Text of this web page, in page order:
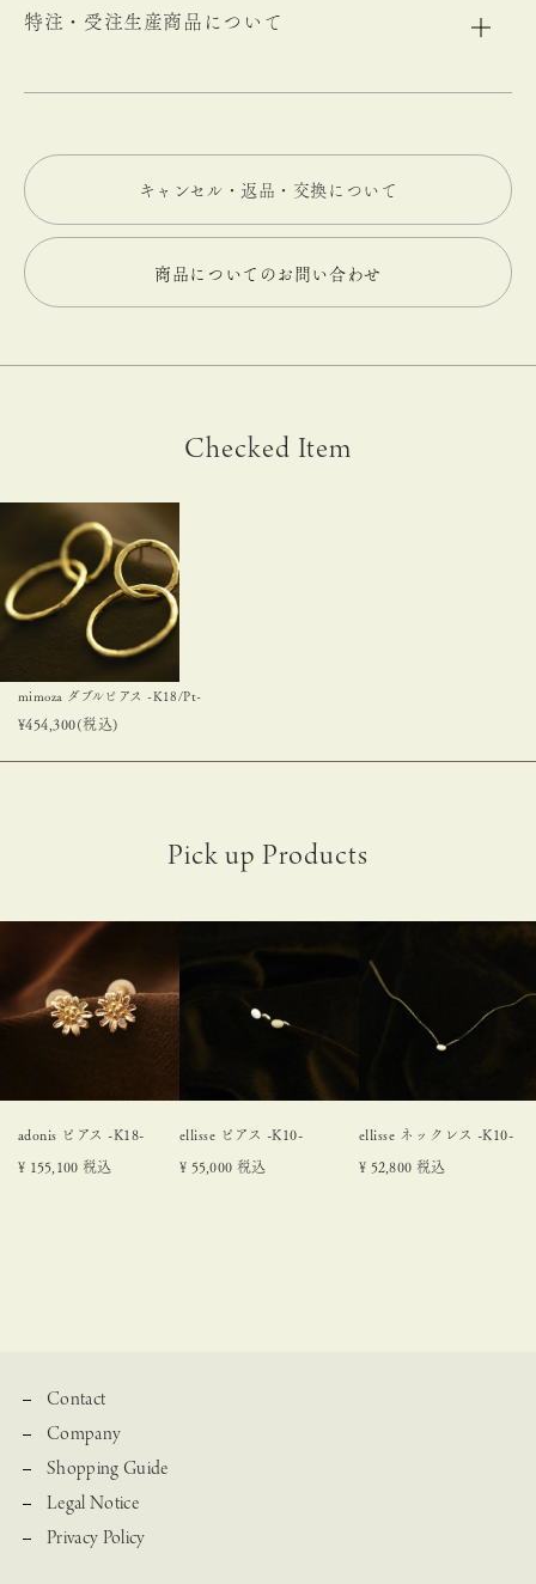
特注・受注生産商品について
キャンセル・返品・交換について
商品についてのお問い合わせ
Checked Item
mimoza ダブルピアス -K18/Pt-
¥454,300(税込)
adonis ピアス -K18-
¥ 155,100 税込
ellisse ピアス -K10-
¥ 55,000 税込
ellisse ネックレス -K10-
¥ 52,800 税込
Contact
Company
Shopping Guide
Legal Notice
Privacy Policy